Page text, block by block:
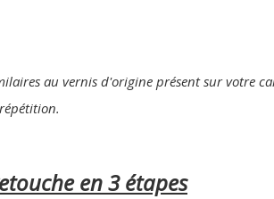
au vernis d'origine présent sur votre
en 3 étapes